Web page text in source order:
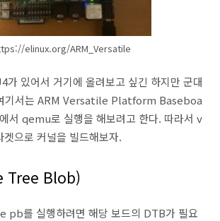
elinux.org/ARM_Versatile
가 있어서 거기에 올려보고 싶긴 하지만 군대
기서는 ARM Versatile Platform Baseboa
qemu로 실행을 해보려고 한다. 따라서 v
으로 커널을 빌드해보자.
Tree Blob)
를 실행하려면 해당 보드의 DTB가 필요